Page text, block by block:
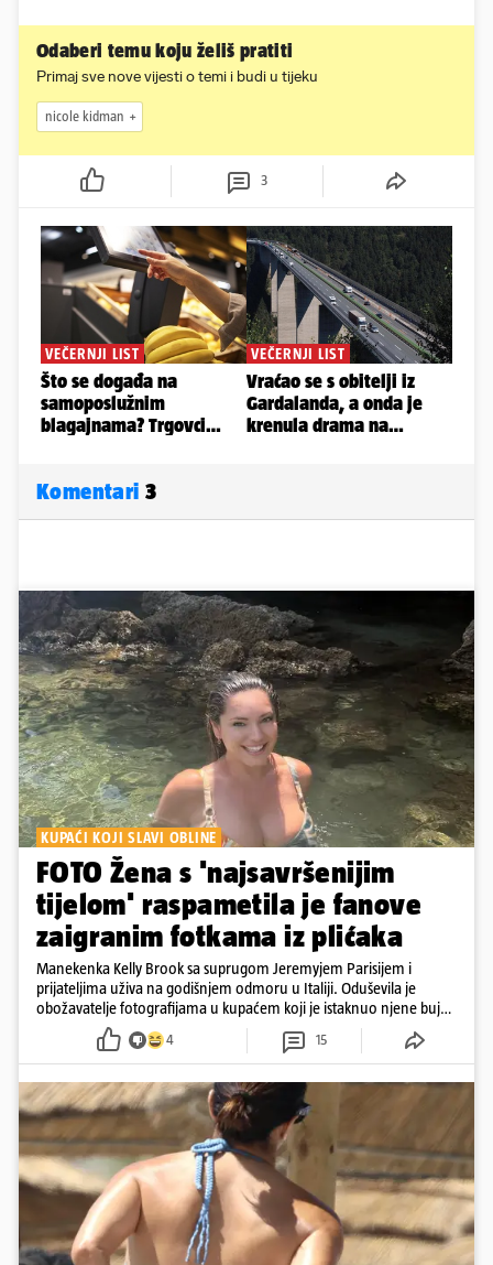
Odaberi temu koju želiš pratiti
Primaj sve nove vijesti o temi i budi u tijeku
nicole kidman
3
Komentari 3
KUPAĆI KOJI SLAVI OBLINE
FOTO Žena s 'najsavršenijim
tijelom' raspametila je fanove
zaigranim fotkama iz plićaka
Manekenka Kelly Brook sa suprugom Jeremyjem Parisijem i
prijateljima uživa na godišnjem odmoru u Italiji. Oduševila je
obožavatelje fotografijama u kupaćem koji je istaknuo njene bujne
4 15